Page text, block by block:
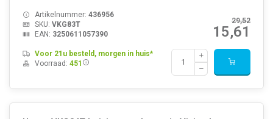
29,52
15,61
Artikelnummer: 436956
SKU: VKG83T
EAN: 3250611057390
Voor 21u besteld, morgen in huis*
Voorraad: 451